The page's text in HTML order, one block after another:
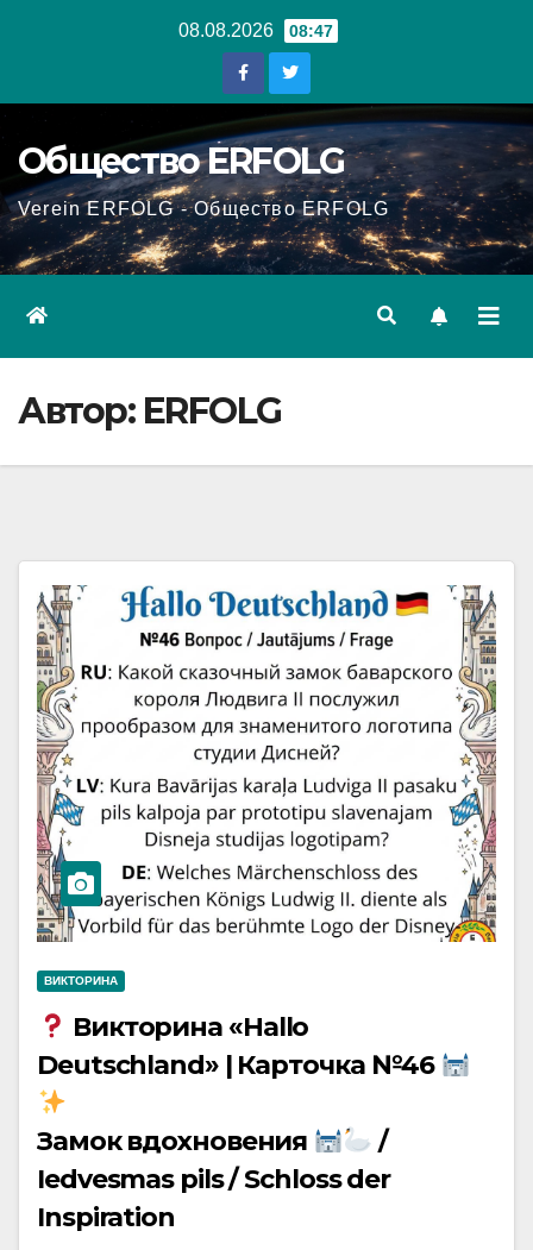
08.08.2026 08:47
Общество ERFOLG
Verein ERFOLG - Общество ERFOLG
Автор: ERFOLG
ВИКТОРИНА
Викторина «Hallo
Deutschland» | Карточка №46
Замок вдохновения
/
Iedvesmas pils / Schloss der
Inspiration